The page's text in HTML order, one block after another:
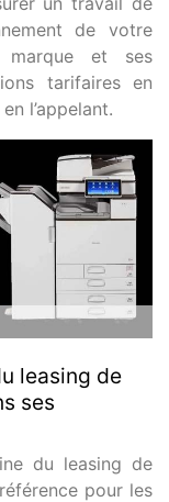
de votre
marque et ses
tarifaires en
l’appelant.
leasing de
ses
du leasing de
pour les